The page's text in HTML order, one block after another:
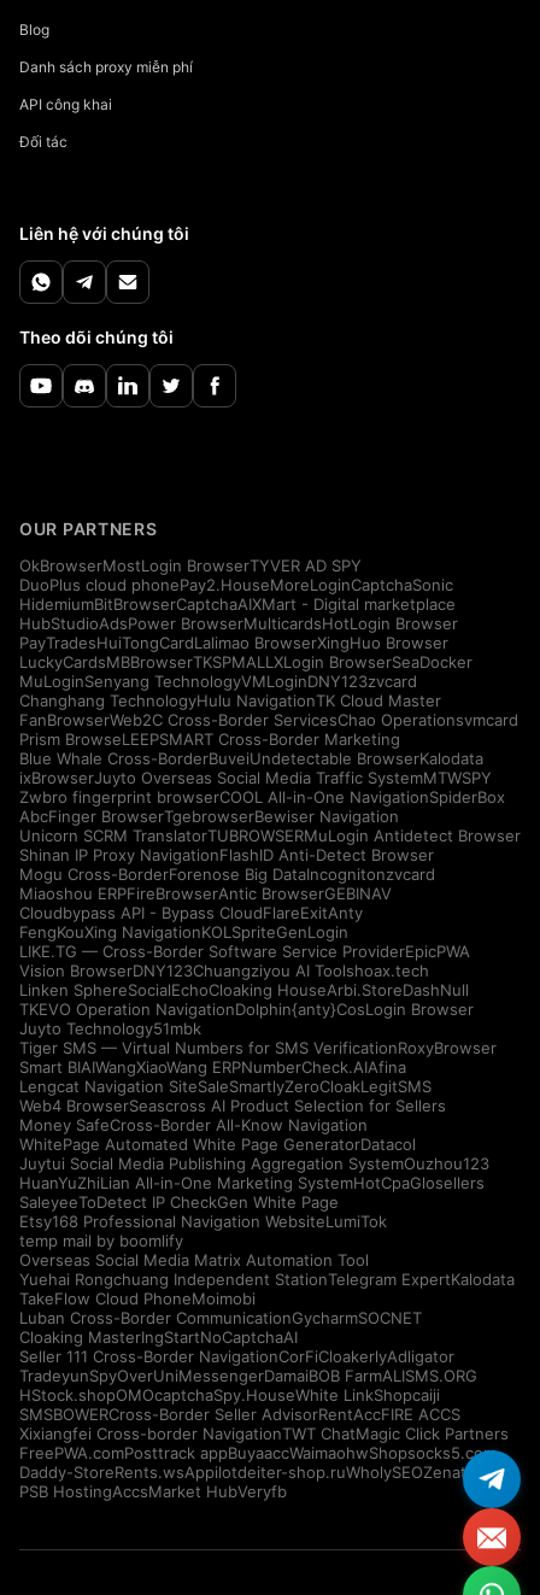
Blog
Danh sách proxy miễn phí
API công khai
Đối tác
Liên hệ với chúng tôi
Theo dõi chúng tôi
OUR PARTNERS
OkBrowserMostLogin BrowserTYVER AD SPY
DuoPlus cloud phonePay2.HouseMoreLoginCaptchaSonic
HidemiumBitBrowserCaptchaAIXMart - Digital marketplace
HubStudioAdsPower BrowserMulticardsHotLogin Browser
PayTradesHuiTongCardLalimao BrowserXingHuo Browser
LuckyCardsMBBrowserTKSPMALLXLogin BrowserSeaDocker
MuLoginSenyang TechnologyVMLoginDNY123zvcard
Changhang TechnologyHulu NavigationTK Cloud Master
FanBrowserWeb2C Cross-Border ServicesChao Operationsvmcard
Prism BrowseLEEPSMART Cross-Border Marketing
Blue Whale Cross-BorderBuveiUndetectable BrowserKalodata
ixBrowserJuyto Overseas Social Media Traffic SystemMTWSPY
Zwbro fingerprint browserCOOL All-in-One NavigationSpiderBox
AbcFinger BrowserTgebrowserBewiser Navigation
Unicorn SCRM TranslatorTUBROWSERMuLogin Antidetect Browser
Shinan IP Proxy NavigationFlashID Anti-Detect Browser
Mogu Cross-BorderForenose Big DataIncognitonzvcard
Miaoshou ERPFireBrowserAntic BrowserGEBINAV
Cloudbypass API - Bypass CloudFlareExitAnty
FengKouXing NavigationKOLSpriteGenLogin
LIKE.TG — Cross-Border Software Service ProviderEpicPWA
Vision BrowserDNY123Chuangziyou AI Toolshoax.tech
Linken SphereSocialEchoCloaking HouseArbi.StoreDashNull
TKEVO Operation NavigationDolphin{anty}CosLogin Browser
Juyto Technology51mbk
Tiger SMS — Virtual Numbers for SMS VerificationRoxyBrowser
Smart BIAIWangXiaoWang ERPNumberCheck.AIAfina
Lengcat Navigation SiteSaleSmartlyZeroCloakLegitSMS
Web4 BrowserSeascross AI Product Selection for Sellers
Money SafeCross-Border All-Know Navigation
WhitePage Automated White Page GeneratorDatacol
Juytui Social Media Publishing Aggregation SystemOuzhou123
HuanYuZhiLian All-in-One Marketing SystemHotCpaGlosellers
SaleyeeToDetect IP CheckGen White Page
Etsy168 Professional Navigation WebsiteLumiTok
temp mail by boomlify
Overseas Social Media Matrix Automation Tool
Yuehai Rongchuang Independent StationTelegram ExpertKalodata
TakeFlow Cloud PhoneMoimobi
Luban Cross-Border CommunicationGycharmSOCNET
Cloaking MasterIngStartNoCaptchaAI
Seller 111 Cross-Border NavigationCorFiCloakerlyAdligator
TradeyunSpyOverUniMessengerDamaiBOB FarmALISMS.ORG
HStock.shopOMOcaptchaSpy.HouseWhite LinkShopcaiji
SMSBOWERCross-Border Seller AdvisorRentAccFIRE ACCS
Xixiangfei Cross-border NavigationTWT ChatMagic Click Partners
FreePWA.comPosttrack appBuyaaccWaimaohwShopsocks5.com
Daddy-StoreRents.wsAppilotdeiter-shop.ruWholySEOZenattica
PSB HostingAccsMarket HubVeryfb